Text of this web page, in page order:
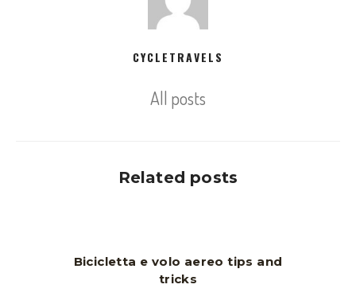
CYCLETRAVELS
All posts
Related posts
Bicicletta e volo aereo tips and
tricks